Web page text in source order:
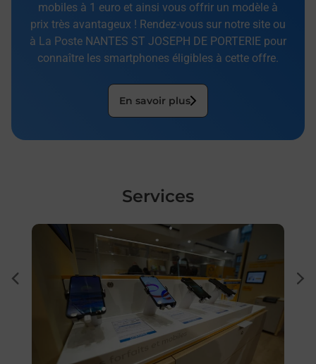
mobiles à 1 euro et ainsi vous offrir un modèle à
prix très avantageux ! Rendez-vous sur notre site ou
à La Poste NANTES ST JOSEPH DE PORTERIE pour
connaître les smartphones éligibles à cette offre.
En savoir plus
Services
En savoir plus